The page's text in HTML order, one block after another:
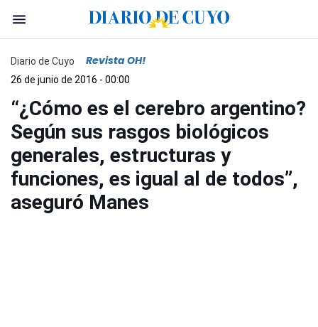
Diario de Cuyo Revista OH!
26 de junio de 2016 - 00:00
“¿Cómo es el cerebro argentino?
Según sus rasgos biológicos
generales, estructuras y
funciones, es igual al de todos”,
aseguró Manes